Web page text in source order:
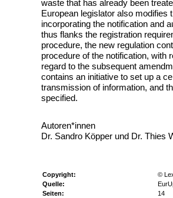
waste that has already been
European legislator also
incorporating the notification and
thus flanks the registration
procedure, the new regulation
procedure of the notification, with
regard to the subsequent
contains an initiative to set up a
transmission of information, and
specified.
Autoren*innen
Dr. Sandro Köpper und Dr. Thies
Copyright:
©
Quelle:
Seiten:
14